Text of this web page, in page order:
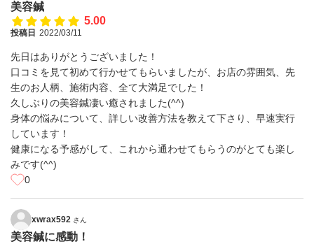
美容鍼
5.00
投稿日 2022/03/11
先日はありがとうございました！
口コミを見て初めて行かせてもらいましたが、お店の雰囲気、先
生のお人柄、施術内容、全て大満足でした！
久しぶりの美容鍼凄い癒されました(^^)
身体の悩みについて、詳しい改善方法を教えて下さり、早速実行
しています！
健康になる予感がして、これから通わせてもらうのがとても楽し
みです(^^)
0
xwrax592 さん
美容鍼に感動！